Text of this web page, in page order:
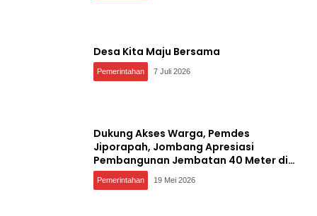
Desa Kita Maju Bersama
Pemerintahan 7 Juli 2026
Dukung Akses Warga, Pemdes
Jiporapah, Jombang Apresiasi
Pembangunan Jembatan 40 Meter di
Kedungdendeng
Pemerintahan 19 Mei 2026